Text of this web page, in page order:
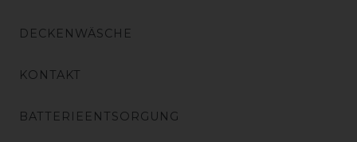
DECKENWÄSCHE
KONTAKT
BATTERIEENTSORGUNG